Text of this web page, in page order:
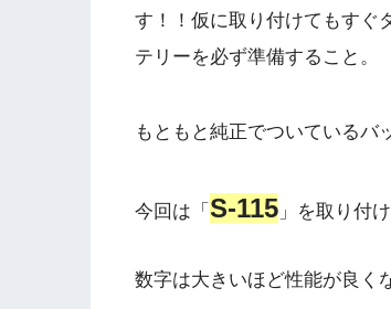
す！！仮に取り付けてもすぐ
テリーを必ず準備すること。
もともと純正でついているバ
今回は「 S-115 」を取り付
数字は大きいほど性能が良く